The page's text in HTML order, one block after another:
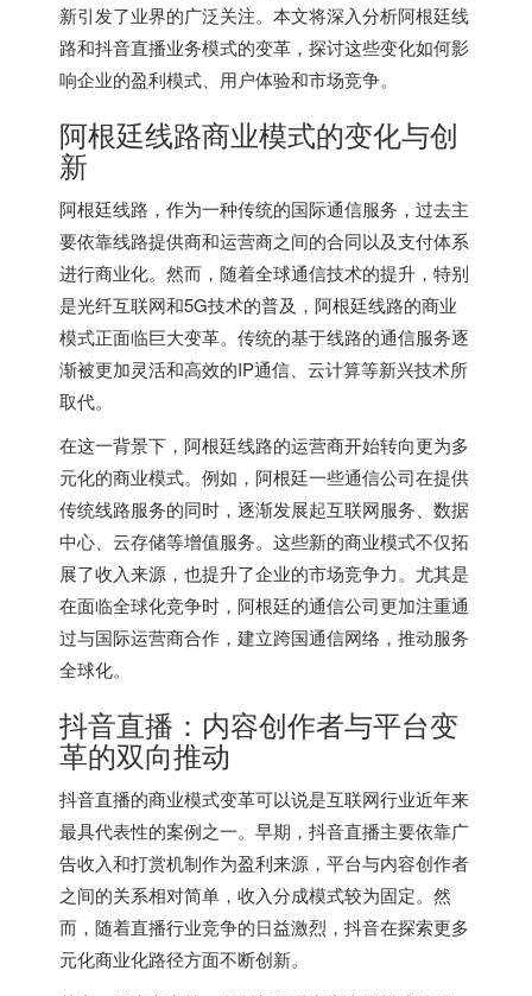
新引发了业界的广泛关注。本文将深入分析阿根廷线
路和抖音直播业务模式的变革，探讨这些变化如何影
响企业的盈利模式、用户体验和市场竞争。
阿根廷线路商业模式的变化与创
新
阿根廷线路，作为一种传统的国际通信服务，过去主
要依靠线路提供商和运营商之间的合同以及支付体系
进行商业化。然而，随着全球通信技术的提升，特别
是光纤互联网和5G技术的普及，阿根廷线路的商业
模式正面临巨大变革。传统的基于线路的通信服务逐
渐被更加灵活和高效的IP通信、云计算等新兴技术所
取代。
在这一背景下，阿根廷线路的运营商开始转向更为多
元化的商业模式。例如，阿根廷一些通信公司在提供
传统线路服务的同时，逐渐发展起互联网服务、数据
中心、云存储等增值服务。这些新的商业模式不仅拓
展了收入来源，也提升了企业的市场竞争力。尤其是
在面临全球化竞争时，阿根廷的通信公司更加注重通
过与国际运营商合作，建立跨国通信网络，推动服务
全球化。
抖音直播：内容创作者与平台变
革的双向推动
抖音直播的商业模式变革可以说是互联网行业近年来
最具代表性的案例之一。早期，抖音直播主要依靠广
告收入和打赏机制作为盈利来源，平台与内容创作者
之间的关系相对简单，收入分成模式较为固定。然
而，随着直播行业竞争的日益激烈，抖音在探索更多
元化商业化路径方面不断创新。